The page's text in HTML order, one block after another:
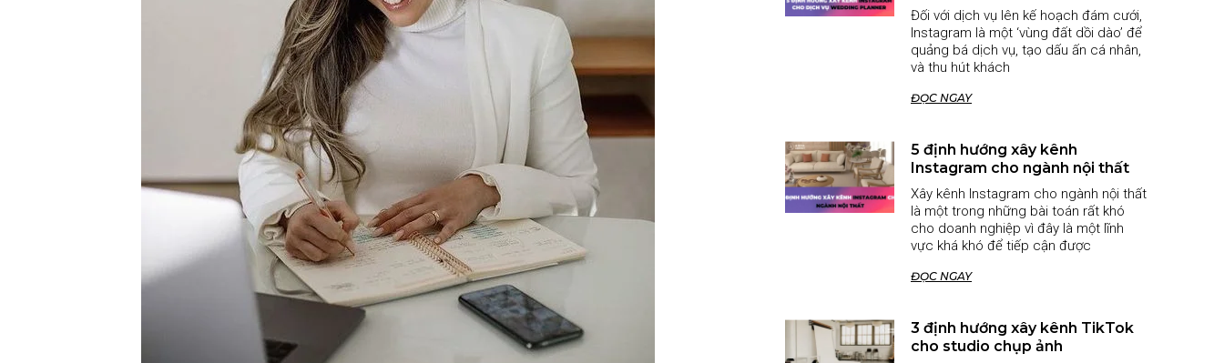
Đối với dịch vụ lên kế hoạch đám cưới,
Instagram là một ‘vùng đất dồi dào’ để
quảng bá dịch vụ, tạo dấu ấn cá nhân,
và thu hút khách
ĐỌC NGAY
5 định hướng xây kênh
Instagram cho ngành nội thất
Xây kênh Instagram cho ngành nội thất
là một trong những bài toán rất khó
cho doanh nghiệp vì đây là một lĩnh
vực khá khó để tiếp cận được
ĐỌC NGAY
3 định hướng xây kênh TikTok
cho studio chụp ảnh